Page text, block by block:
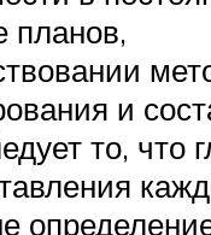
планов,
и
то, что